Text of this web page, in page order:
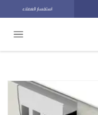
استفسار العملاء